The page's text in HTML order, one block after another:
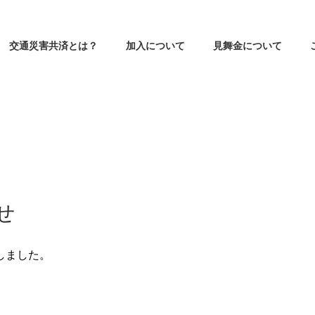
交通災害共済とは？ 加入について 見舞金について
した。